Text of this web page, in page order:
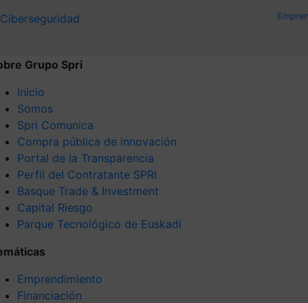
Ciberseguridad
Grupo Spri
Inicio
Somos
Spri Comunica
Compra pública de innovación
Portal de la Transparencia
Perfil del Contratante SPRI
Basque Trade & Investment
Capital Riesgo
Parque Tecnológico de Euskadi
Emprendimiento
Financiación